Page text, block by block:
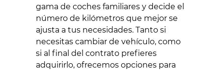
gama de coches familiares y decide el
número de kilómetros que mejor se
ajusta a tus necesidades. Tanto si
necesitas cambiar de vehículo, como
si al final del contrato prefieres
adquirirlo, ofrecemos opciones para